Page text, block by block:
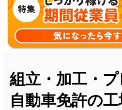
組立・加工・
自動車免許の